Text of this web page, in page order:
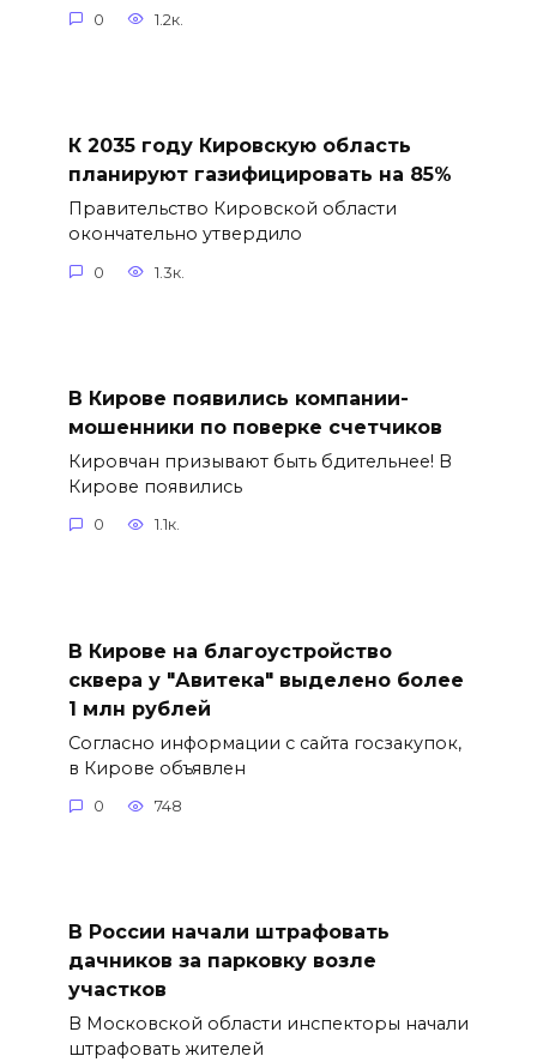
0 1.2к.
К 2035 году Кировскую область
планируют газифицировать на 85%
Правительство Кировской области
окончательно утвердило
0 1.3к.
В Кирове появились компании-
мошенники по поверке счетчиков
Кировчан призывают быть бдительнее! В
Кирове появились
0 1.1к.
В Кирове на благоустройство
сквера у "Авитека" выделено более
1 млн рублей
Согласно информации с сайта госзакупок,
в Кирове объявлен
0 748
В России начали штрафовать
дачников за парковку возле
участков
В Московской области инспекторы начали
штрафовать жителей